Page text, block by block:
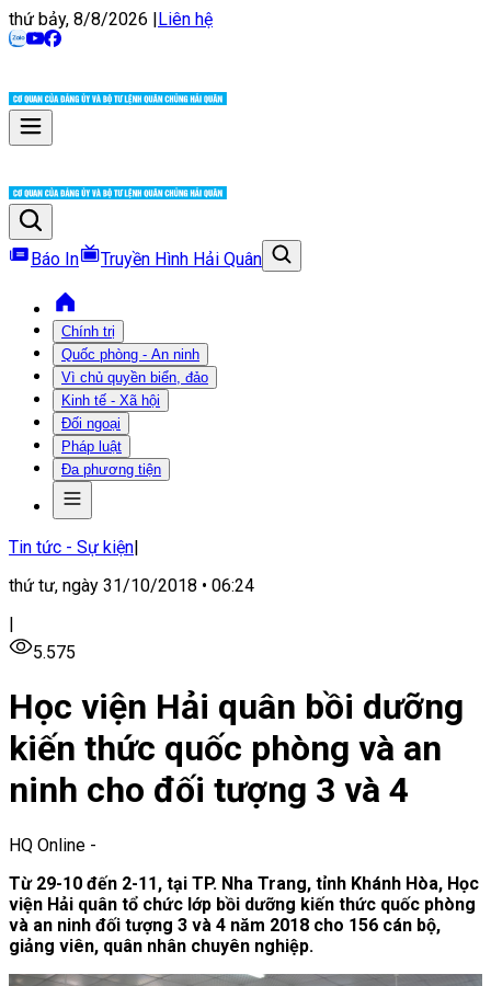
thứ bảy, 8/8/2026 |Liên hệ
Báo In Truyền Hình Hải Quân
Chính trị
Quốc phòng - An ninh
Vì chủ quyền biển, đảo
Kinh tế - Xã hội
Đối ngoại
Pháp luật
Đa phương tiện
Tin tức - Sự kiện|
thứ tư, ngày 31/10/2018 • 06:24
|
5.575
Học viện Hải quân bồi dưỡng
kiến thức quốc phòng và an
ninh cho đối tượng 3 và 4
HQ Online -
Từ 29-10 đến 2-11, tại TP. Nha Trang, tỉnh Khánh Hòa, Học
viện Hải quân tổ chức lớp bồi dưỡng kiến thức quốc phòng
và an ninh đối tượng 3 và 4 năm 2018 cho 156 cán bộ,
giảng viên, quân nhân chuyên nghiệp.